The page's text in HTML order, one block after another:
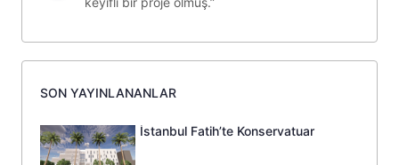
SON YAYINLANANLAR
İstanbul Fatih’te Konservatuar